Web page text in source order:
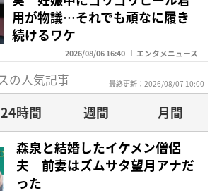
用が物議…それでも頑なに履き
続けるワケ
2026/08/06 16:40 エンタメニュース
の人気記事 最終更新：2026/08/07 10:00
24時間 週間
月間
森泉と結婚したイケメン僧侶
夫 前妻はズムサタ望月アナだ
った